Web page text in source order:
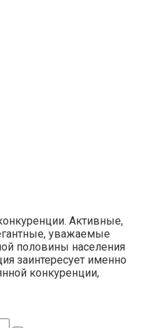
Активные,
уважаемые
половины населения
заинтересует именно
конкуренции,